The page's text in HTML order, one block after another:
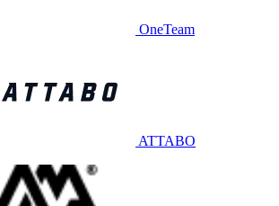
OneTeam
ATTABO